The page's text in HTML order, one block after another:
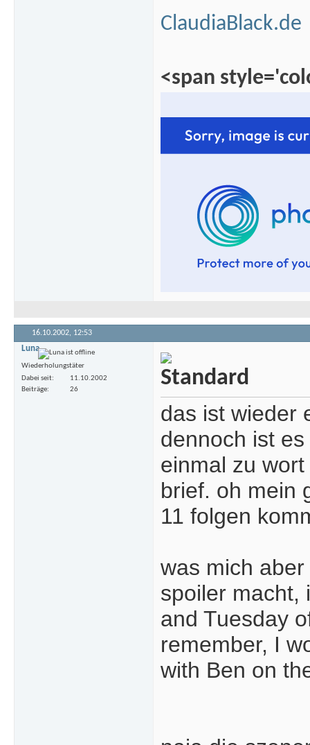
ClaudiaBlack.de
<span
16.10.2002, 12:53
Luna
Wiederholungstäter
Dabei seit
11.10.2002
Beiträge
26
das ist wieder
dennoch ist
einmal zu
brief. oh mein
11 folgen
was mich
spoiler macht,
and Tuesday
remember, I
with Ben on